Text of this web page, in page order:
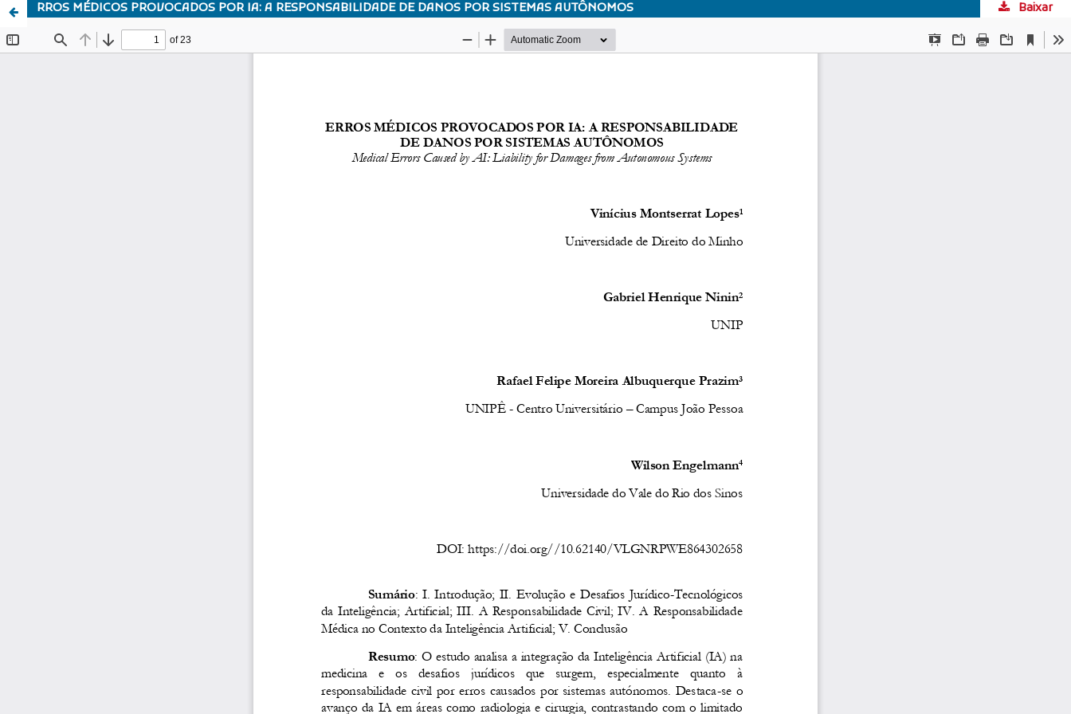
RROS MÉDICOS PROVOCADOS POR IA: A RESPONSABILIDADE DE DANOS POR SISTEMAS AUTÔNOMOS Baixar